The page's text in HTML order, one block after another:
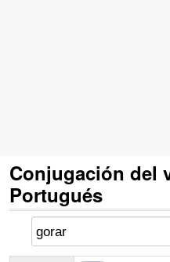
Conjugación del
Portugués